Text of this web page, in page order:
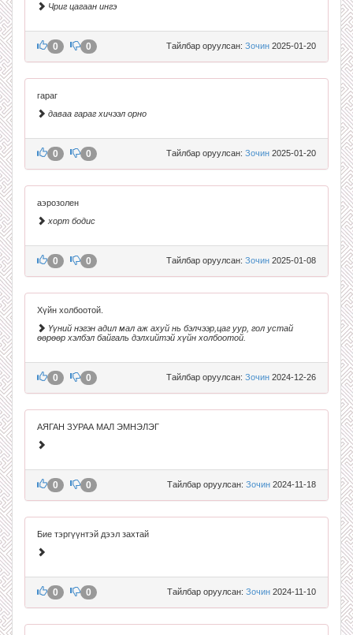
Чриг цагаан ингэ
Тайлбар оруулсан: Зочин 2025-01-20
0 0
гараг
даваа гараг хичээл орно
Тайлбар оруулсан: Зочин 2025-01-20
0 0
аэрозолен
хорт бодис
Тайлбар оруулсан: Зочин 2025-01-08
0 0
Хүйн холбоотой.
Үүний нэгэн адил мал аж ахуй нь бэлчээр,цаг уур, гол устай
өөрөөр хэлбэл байгаль дэлхийтэй хүйн холбоотой.
Тайлбар оруулсан: Зочин 2024-12-26
0 0
АЯГАН ЗУРАА МАЛ ЭМНЭЛЭГ
Тайлбар оруулсан: Зочин 2024-11-18
0 0
Бие тэргүүнтэй дээл захтай
Тайлбар оруулсан: Зочин 2024-11-10
0 0